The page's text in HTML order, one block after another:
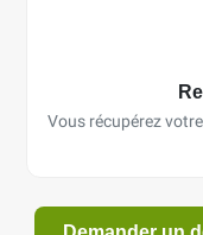
Vous récupérez